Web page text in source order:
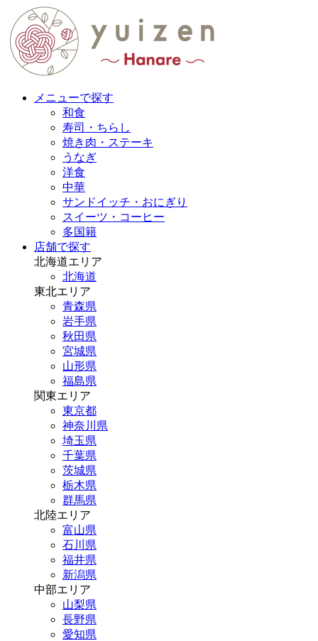
メニューで探す
和食
寿司・ちらし
焼き肉・ステーキ
うなぎ
洋食
中華
サンドイッチ・おにぎり
スイーツ・コーヒー
多国籍
店舗で探す
北海道エリア
北海道
東北エリア
青森県
岩手県
秋田県
宮城県
山形県
福島県
関東エリア
東京都
神奈川県
埼玉県
千葉県
茨城県
栃木県
群馬県
北陸エリア
富山県
石川県
福井県
新潟県
中部エリア
山梨県
長野県
愛知県